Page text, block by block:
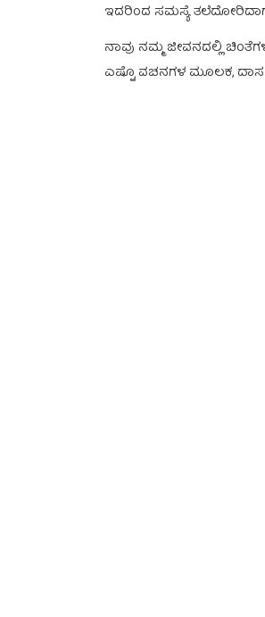
ಇದರಿಂದ ಸಮಸ್ಯೆ ತಲೆದೋರಿದಾಗ
ನಾವು ನಮ್ಮ ಜೀವನದಲ್ಲಿ
ಎಷ್ಟೊ ವಚನಗಳ ಮೂಲಕ,